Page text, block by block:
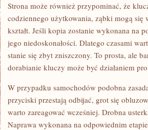
Strona może również przypominać, że
codziennego użytkowania, ząbki mogą się
kształt. Jeśli kopia zostanie wykonana na
jego niedoskonałości. Dlatego czasami
stanie się zbyt zniszczony. To prosta, ale
dorabianie kluczy może być działaniem
W przypadku samochodów podobna
przyciski przestają odbijać, grot się
warto zareagować wcześniej. Drobna
Naprawa wykonana na odpowiednim